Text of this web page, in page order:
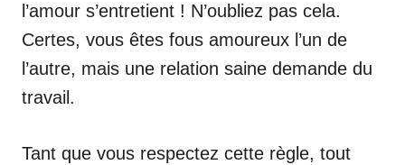
l’amour s’entretient ! N’oubliez pas cela.
Certes, vous êtes fous amoureux l’un de
l’autre, mais une relation saine demande du
travail.
Tant que vous respectez cette règle, tout